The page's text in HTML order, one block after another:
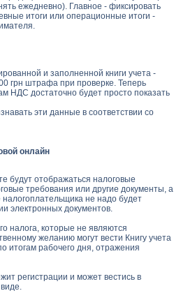
ежедневно). Главное - фиксировать
итоги или операционные итоги -
и заполненной книги учета -
грн штрафа при проверке. Теперь
НДС достаточно будет просто показать
эти данные в соответствии со
онлайн
будут отображаться налоговые
требования или другие документы, а
налогоплательщика не надо будет
электронных документов.
налога, которые не являются
желанию могут вести Книгу учета
итогам рабочего дня, отражения
регистрации и может вестись в